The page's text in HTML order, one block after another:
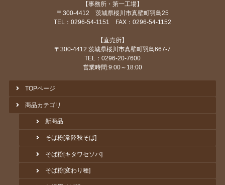
【事務所・第一工場】
〒300-4412 茨城県桜川市真壁町羽鳥25
TEL：0296-54-1151 FAX：0296-54-1152
【直売所】
〒300-4412 茨城県桜川市真壁町羽鳥667-7
TEL：0296-20-7600
営業時間:9:00～18:00
TOPページ
商品カテゴリ
新商品
そば粉[常陸秋そば]
そば粉[キタワセソバ]
そば粉[変わり種]